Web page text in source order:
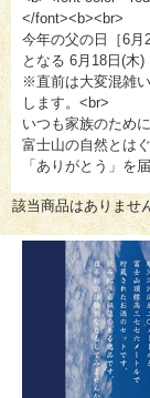
</font><b><br>
今年の父の日［6月
となる 6月18日(木
※直前は大変混雑
します。<br>
いつも家族のため
富士山の自然とは
「ありがとう」を
該当商品はありませ